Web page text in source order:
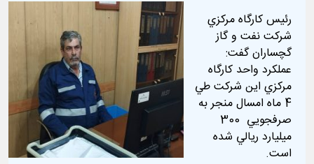
رئيس كارگاه مركزي
شركت نفت و گاز
گچساران گفت:
عملكرد واحد كارگاه
مركزي اين شركت طي
4 ماه امسال منجر به
صرفجويي 300
ميليارد ريالي شده
است.